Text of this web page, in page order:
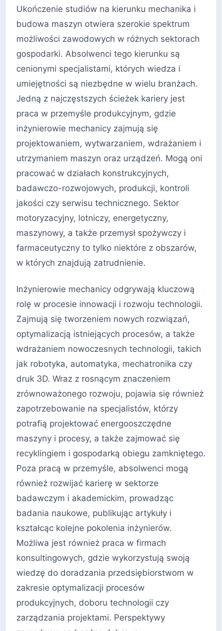
Ukończenie studiów na kierunku mechanika i
budowa maszyn otwiera szerokie spektrum
możliwości zawodowych w różnych sektorach
gospodarki. Absolwenci tego kierunku są
cenionymi specjalistami, których wiedza i
umiejętności są niezbędne w wielu branżach.
Jedną z najczęstszych ścieżek kariery jest
praca w przemyśle produkcyjnym, gdzie
inżynierowie mechanicy zajmują się
projektowaniem, wytwarzaniem, wdrażaniem i
utrzymaniem maszyn oraz urządzeń. Mogą oni
pracować w działach konstrukcyjnych,
badawczo-rozwojowych, produkcji, kontroli
jakości czy serwisu technicznego. Sektor
motoryzacyjny, lotniczy, energetyczny,
maszynowy, a także przemysł spożywczy i
farmaceutyczny to tylko niektóre z obszarów,
w których znajdują zatrudnienie.
Inżynierowie mechanicy odgrywają kluczową
rolę w procesie innowacji i rozwoju technologii.
Zajmują się tworzeniem nowych rozwiązań,
optymalizacją istniejących procesów, a także
wdrażaniem nowoczesnych technologii, takich
jak robotyka, automatyka, mechatronika czy
druk 3D. Wraz z rosnącym znaczeniem
zrównoważonego rozwoju, pojawia się również
zapotrzebowanie na specjalistów, którzy
potrafią projektować energooszczędne
maszyny i procesy, a także zajmować się
recyklingiem i gospodarką obiegu zamkniętego.
Poza pracą w przemyśle, absolwenci mogą
również rozwijać karierę w sektorze
badawczym i akademickim, prowadząc
badania naukowe, publikując artykuły i
kształcąc kolejne pokolenia inżynierów.
Możliwa jest również praca w firmach
konsultingowych, gdzie wykorzystują swoją
wiedzę do doradzania przedsiębiorstwom w
zakresie optymalizacji procesów
produkcyjnych, doboru technologii czy
zarządzania projektami. Perspektywy